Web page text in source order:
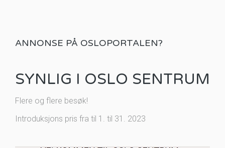
ANNONSE PÅ OSLOPORTALEN?
SYNLIG I OSLO SENTRUM
Flere og flere besøk!
Introduksjons pris fra til 1. til 31. 2023